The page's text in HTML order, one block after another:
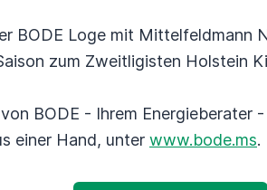
BODE Loge mit Mittelfeldmann
zum Zweitligisten Holstein
BODE - Ihrem Energieberater
einer Hand, unter www.bode.ms.